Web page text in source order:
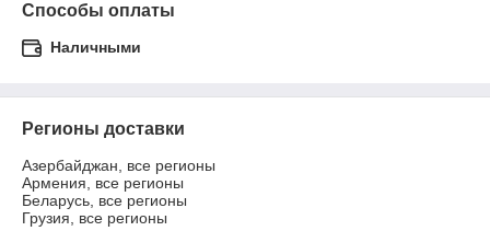
Способы оплаты
Наличными
Регионы доставки
Азербайджан, все регионы
Армения, все регионы
Беларусь, все регионы
Грузия, все регионы